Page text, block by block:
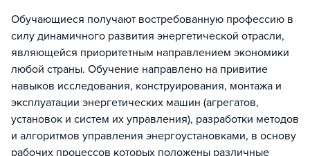
Обучающиеся получают востребованную профессию в
силу динамичного развития энергетической отрасли,
являющейся приоритетным направлением экономики
любой страны. Обучение направлено на привитие
навыков исследования, конструирования, монтажа и
эксплуатации энергетических машин (агрегатов,
установок и систем их управления), разработки методов
и алгоритмов управления энергоустановками, в основу
рабочих процессов которых положены различные